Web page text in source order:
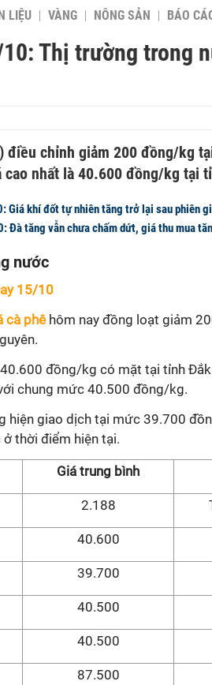
LIỆU VÀNG NÔNG SẢN BÁO
Thị trường trong
điều chỉnh giảm 200 đồng/kg
cao nhất là 40.600 đồng/kg tại
Giá khí đốt tự nhiên tăng trở lại sau phiên
Đà tăng vẫn chưa chấm dứt, giá thu mua
nước
15/10
cà phê hôm nay đồng loạt giảm
đồng/kg có mặt tại tỉnh
chung mức 40.500 đồng/kg.
hiện giao dịch tại mức 39.700
thời điểm hiện tại.
Giá trung bình
2.188
40.600
39.700
40.500
40.500
87.500